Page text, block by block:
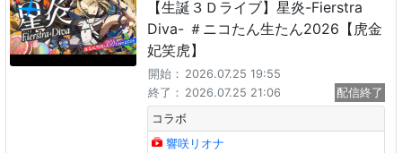
【生誕３Ｄライブ】星炎-Fierstra
Diva- ＃ニコたん生たん2026【虎金
妃笑虎】
開始： 2026.07.25 19:55
終了： 2026.07.25 21:06
配信終了
コラボ
響咲リオナ